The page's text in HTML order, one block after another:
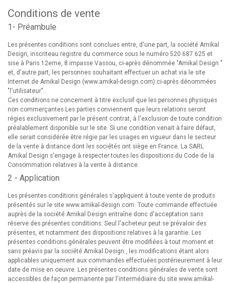
Conditions de vente
1- Préambule
Les présentes conditions sont conclues entre, d'une part, la société Amikal
Design, inscriteau registre du commerce sous le numéro 520 687 625 et
sise à Paris 12eme, 8 impasse Vassou, ci-après dénommée "Amikal Design "
et, d'autre part, les personnes souhaitant effectuer un achat via le site
Internet de Amikal Design (www.amikal-design.com) ci-après dénommées
"l'utilisateur".
Ces conditions ne concernent à titre exclusif que les personnes physiques
non commerçantes.Les parties conviennent que leurs relations seront
régies exclusivement par le présent contrat, à l'exclusion de toute condition
préalablement disponible sur le site. Si une condition venait à faire défaut,
elle serait considérée être régie par les usages en vigueur dans le secteur
de la vente à distance dont les sociétés ont siège en France. La SARL
Amikal Design s'engage à respecter toutes les dispositions du Code de la
Consommation relatives à la vente à distance.
2 - Application
Les présentes conditions générales s'appliquent à toute vente de produits
présentés sur le site www.amikal-design.com. Toute commande effectuée
auprès de la société Amikal Design entraîne donc d'acceptation sans
réserve des présentes conditions. Seul l'acheteur peut se prévaloir des
présentes, et notamment des dispositions relatives à la garantie. Les
présentes conditions générales peuvent être modifiées à tout moment et
sans préavis par la société Amikal Design , les modifications étant alors
applicables uniquement aux commandes effectuées postérieurement à leur
date de mise en oeuvre. Les présentes conditions générales de vente sont
accessibles de façon permanente par l'intermédiaire du site www.amikal-